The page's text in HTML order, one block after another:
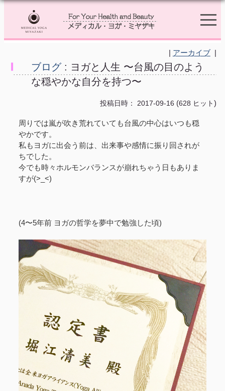
| アーカイブ|
ブログ: ヨガと人生 〜台風の目のよう
な穏やかな自分を持つ〜
投稿日時： 2017-09-16 (628 ヒット )
周りでは嵐が吹き荒れていても台風の中心はいつも穏
やかです。
私もヨガに出会う前は、出来事や感情に振り回されが
ちでした。
今でも時々ホルモンバランスが崩れちゃう日もありま
すが(>_<)
(4〜5年前 ヨガの哲学を夢中で勉強した頃)